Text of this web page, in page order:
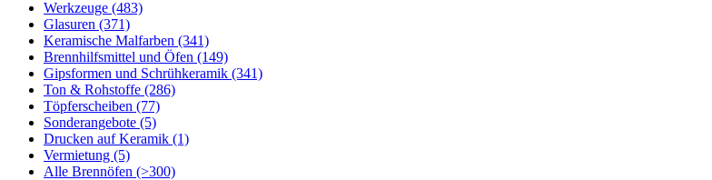
Werkzeuge (483)
Glasuren (371)
Keramische Malfarben (341)
Brennhilfsmittel und Öfen (149)
Gipsformen und Schrühkeramik (341)
Ton & Rohstoffe (286)
Töpferscheiben (77)
Sonderangebote (5)
Drucken auf Keramik (1)
Vermietung (5)
Alle Brennöfen (>300)